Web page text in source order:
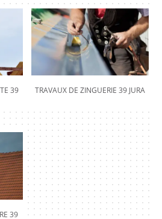
39
TRAVAUX DE ZINGUERIE 39 JURA
39